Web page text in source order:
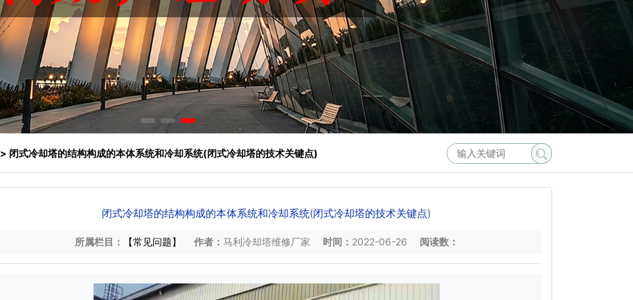
> 闭式冷却塔的结构构成的本体系统和冷却系统(闭式冷却塔的技术关键点)
闭式冷却塔的结构构成的本体系统和冷却系统(闭式冷却塔的技术关键点)
所属栏目： 【常见问题】 作者： 马利冷却塔维修厂家 时间： 2022-06-26 阅读数：